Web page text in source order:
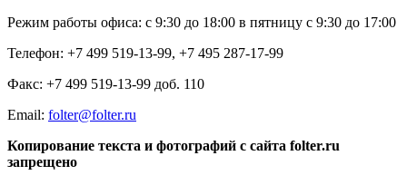
Режим работы офиса: с 9:30 до 18:00 в пятницу с 9:30 до 17:00
Телефон: +7 499 519-13-99, +7 495 287-17-99
Факс: +7 499 519-13-99 доб. 110
Еmail: folter@folter.ru
Копирование текста и фотографий с сайта folter.ru
запрещено